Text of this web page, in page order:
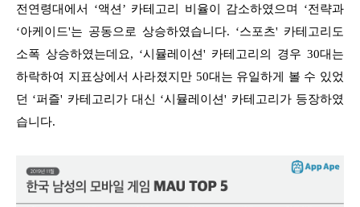
전연령대에서 ‘액션’ 카테고리 비율이 감소하였으며 ‘전략과
‘아케이드'는 공동으로 상승하였습니다. ‘스포츠' 카테고리도
소폭 상승하였는데요, ‘시뮬레이션' 카테고리의 경우 30대는
하락하여 지표상에서 사라졌지만 50대는 유일하게 볼 수 있었
던 ‘퍼즐' 카테고리가 대신 ‘시뮬레이션' 카테고리가 등장하였
습니다.